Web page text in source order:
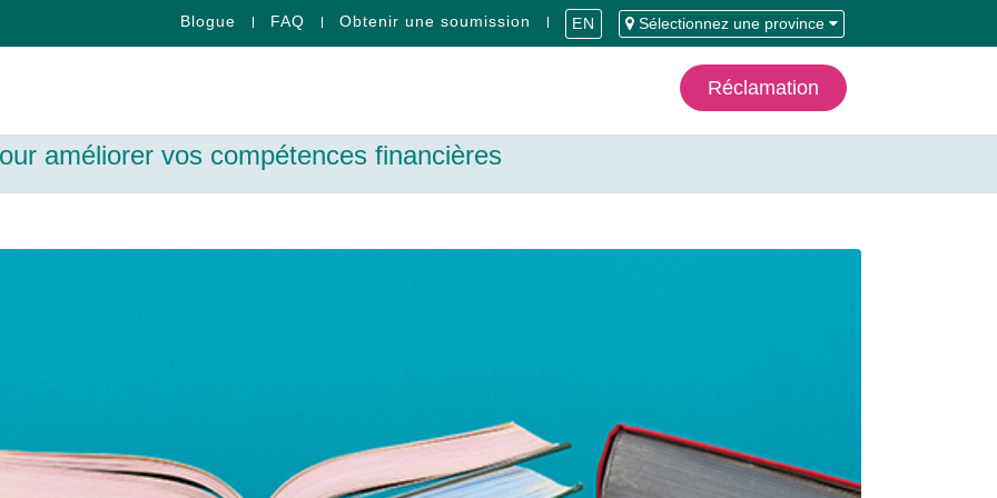
Blogue FAQ Obtenir une soumission EN Sélectionnez une province
Réclamation
améliorer vos compétences financières